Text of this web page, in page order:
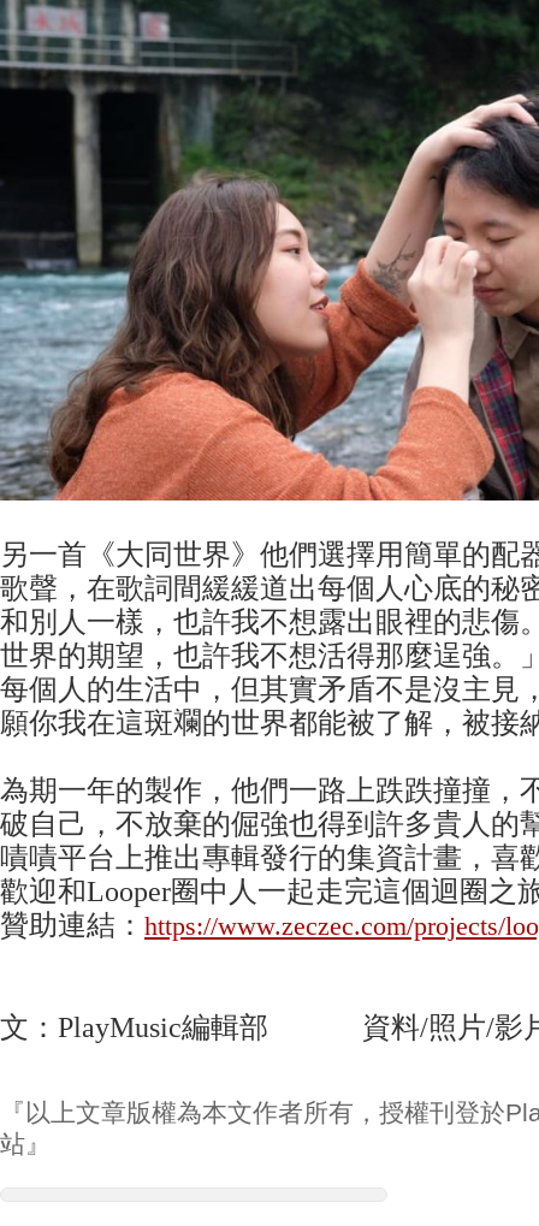
另一首《大同世界》他們選擇用簡單的配
歌聲，在歌詞間緩緩道出每個人心底的秘
和別人一樣，也許我不想露出眼裡的悲傷
世界的期望，也許我不想活得那麼逞強。
每個人的生活中，但其實矛盾不是沒主見
願你我在這斑斕的世界都能被了解，被接
為期一年的製作，他們一路上跌跌撞撞，
破自己，不放棄的倔強也得到許多貴人的
嘖嘖平台上推出專輯發行的集資計畫，喜
歡迎和Looper圈中人一起走完這個迴圈之
贊助連結： https://www.zeczec.com/projects/
文：PlayMusic編輯部 資料/照片/影片
『以上文章版權為本文作者所有，授權刊登於
站』